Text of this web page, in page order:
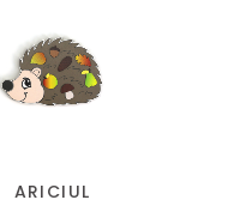
ARICIUL